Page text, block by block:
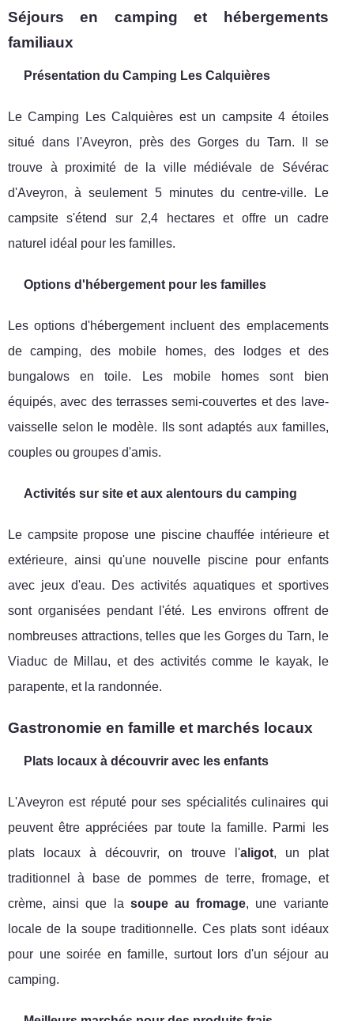
Séjours en camping et hébergements
familiaux
Présentation du Camping Les Calquières
Le Camping Les Calquières est un campsite 4 étoiles
situé dans l'Aveyron, près des Gorges du Tarn. Il se
trouve à proximité de la ville médiévale de Sévérac
d'Aveyron, à seulement 5 minutes du centre-ville. Le
campsite s'étend sur 2,4 hectares et offre un cadre
naturel idéal pour les familles.
Options d'hébergement pour les familles
Les options d'hébergement incluent des emplacements
de camping, des mobile homes, des lodges et des
bungalows en toile. Les mobile homes sont bien
équipés, avec des terrasses semi-couvertes et des lave-
vaisselle selon le modèle. Ils sont adaptés aux familles,
couples ou groupes d'amis.
Activités sur site et aux alentours du camping
Le campsite propose une piscine chauffée intérieure et
extérieure, ainsi qu'une nouvelle piscine pour enfants
avec jeux d'eau. Des activités aquatiques et sportives
sont organisées pendant l'été. Les environs offrent de
nombreuses attractions, telles que les Gorges du Tarn, le
Viaduc de Millau, et des activités comme le kayak, le
parapente, et la randonnée.
Gastronomie en famille et marchés locaux
Plats locaux à découvrir avec les enfants
L'Aveyron est réputé pour ses spécialités culinaires qui
peuvent être appréciées par toute la famille. Parmi les
plats locaux à découvrir, on trouve l'aligot, un plat
traditionnel à base de pommes de terre, fromage, et
crème, ainsi que la soupe au fromage, une variante
locale de la soupe traditionnelle. Ces plats sont idéaux
pour une soirée en famille, surtout lors d'un séjour au
camping.